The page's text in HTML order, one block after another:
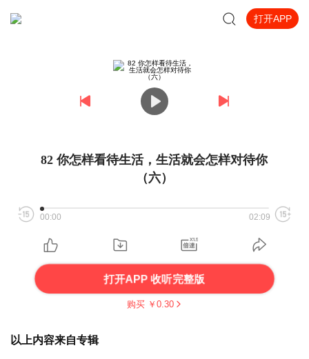
打开APP
82 你怎样看待生活，生活就会怎样对待你
（六）
00:00 02:09
打开APP 收听完整版
购买 ￥ 0.30
以上内容来自专辑